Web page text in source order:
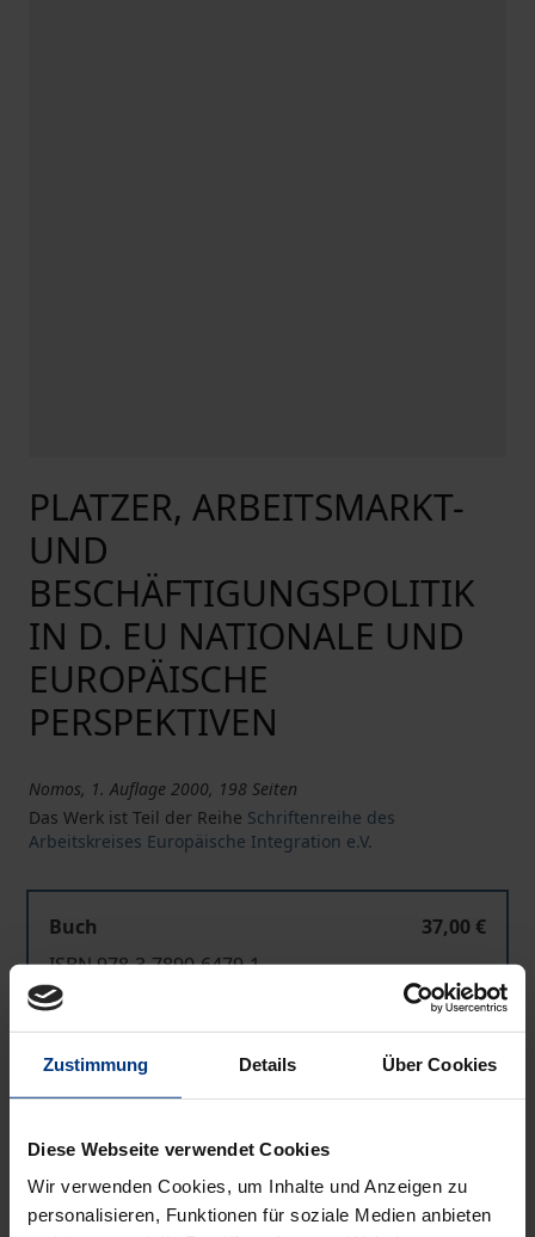
Zustimmung Details Über Cookies
Diese Webseite verwendet Cookies
Wir verwenden Cookies, um Inhalte und Anzeigen zu
personalisieren, Funktionen für soziale Medien anbieten
PLATZER, ARBEITSMARKT-
UND
BESCHÄFTIGUNGSPOLITIK
IN D. EU NATIONALE UND
EUROPÄISCHE
PERSPEKTIVEN
Nomos, 1. Auflage 2000, 198 Seiten
Das Werk ist Teil der Reihe Schriftenreihe des
Arbeitskreises Europäische Integration e.V.
Buch
37,00 €
ISBN 978-3-7890-6479-1
Nicht lieferbar
In den Warenkorb
Zur Wunschliste hinzufügen